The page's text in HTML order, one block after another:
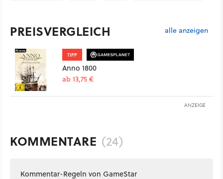
PREISVERGLEICH alle anzeigen
TIPP
Anno 1800
ab 13,75 €
ANZEIGE
KOMMENTARE (24)
Kommentar-Regeln von GameStar